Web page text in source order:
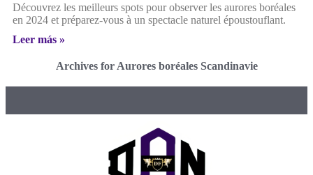
Découvrez les meilleurs spots pour observer les aurores boréales
en 2024 et préparez-vous à un spectacle naturel époustouflant.
Leer más »
Archives for Aurores boréales Scandinavie